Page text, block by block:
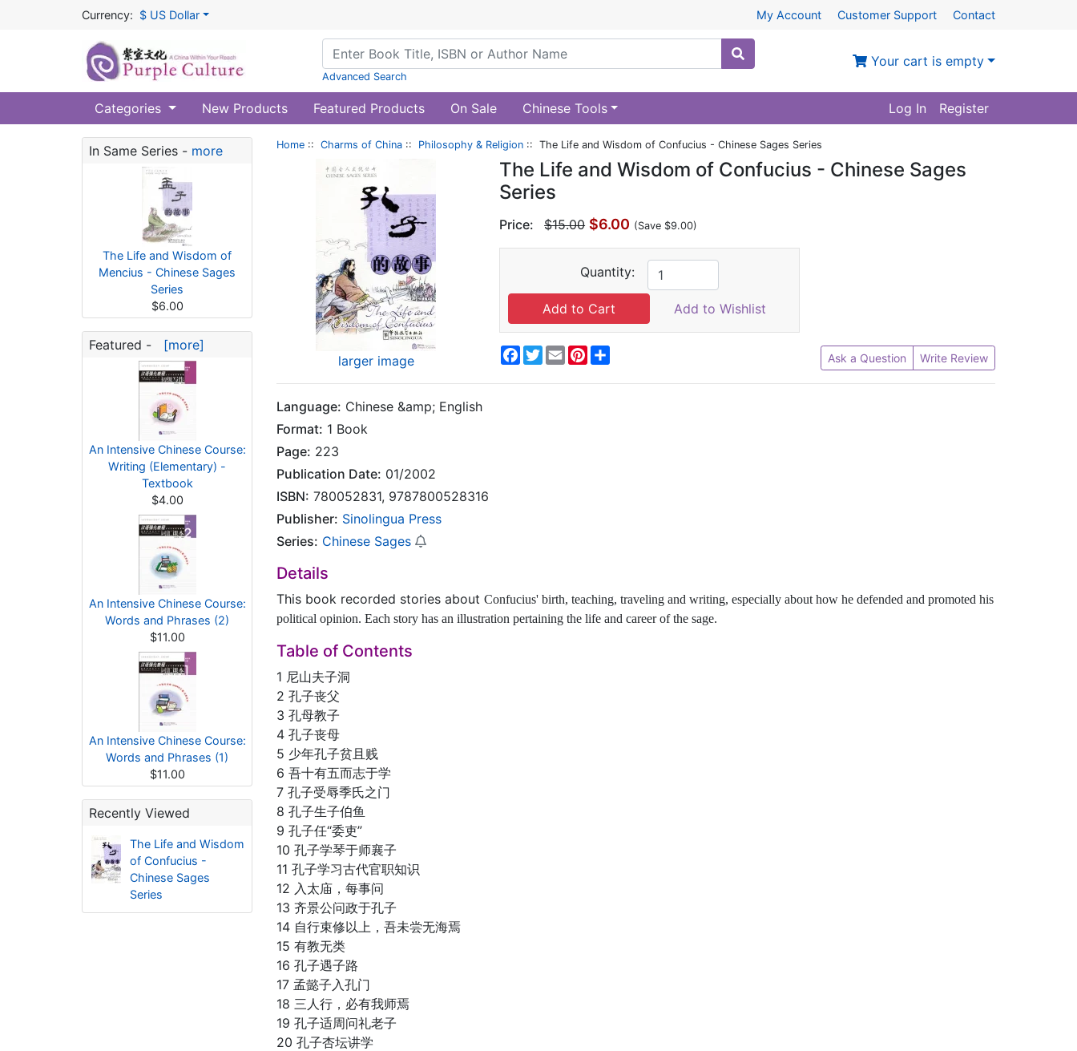
Currency: $ US Dollar My Account Customer Support Contact
Advanced Search
Your cart is empty
Categories New Products Featured Products On Sale Chinese Tools Log In Register
In Same Series - more
The Life and Wisdom of
Mencius - Chinese Sages
Series
$6.00
Featured - [more]
An Intensive Chinese Course:
Writing (Elementary) -
Textbook
$4.00
An Intensive Chinese Course:
Words and Phrases (2)
$11.00
An Intensive Chinese Course:
Words and Phrases (1)
$11.00
Recently Viewed
The Life and Wisdom
of Confucius -
Chinese Sages
Series
Home :: Charms of China :: Philosophy & Religion :: The Life and Wisdom of Confucius - Chinese Sages Series
larger image
The Life and Wisdom of Confucius - Chinese Sages
Series
Price: $15.00 $6.00 (Save $9.00)
Quantity:
Add to Wishlist
Facebook
Twitter
EmailPinterest Ask a Question Write Review
Language: Chinese &amp; English
Format: 1 Book
Page: 223
Publication Date: 01/2002
ISBN: 780052831, 9787800528316
Publisher: Sinolingua Press
Series: Chinese Sages
Details
This book recorded stories about Confucius' birth, teaching, traveling and writing, especially about how he defended and promoted his
political opinion. Each story has an illustration pertaining the life and career of the sage.
Table of Contents
1 尼山夫子洞
2 孔子丧父
3 孔母教子
4 孔子丧母
5 少年孔子贫且贱
6 吾十有五而志于学
7 孔子受辱季氏之门
8 孔子生子伯鱼
9 孔子任“委吏”
10 孔子学琴于师襄子
11 孔子学习古代官职知识
12 入太庙，每事问
13 齐景公问政于孔子
14 自行束修以上，吾未尝无海焉
15 有教无类
16 孔子遇子路
17 孟懿子入孔门
18 三人行，必有我师焉
19 孔子适周问礼老子
20 孔子杏坛讲学